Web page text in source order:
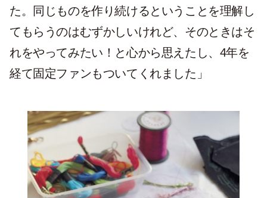
た。同じものを作り続けるということを理解し
てもらうのはむずかしいけれど、そのときはそ
れをやってみたい！と心から思えたし、4年を
経て固定ファンもついてくれました」